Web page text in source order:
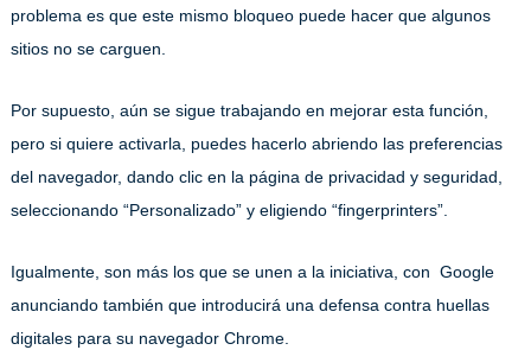
problema es que este mismo bloqueo puede hacer que algunos
sitios no se carguen.
Por supuesto, aún se sigue trabajando en mejorar esta función,
pero si quiere activarla, puedes hacerlo abriendo las preferencias
del navegador, dando clic en la página de privacidad y seguridad,
seleccionando “Personalizado” y eligiendo “fingerprinters”.
Igualmente, son más los que se unen a la iniciativa, con Google
anunciando también que introducirá una defensa contra huellas
digitales para su navegador Chrome.